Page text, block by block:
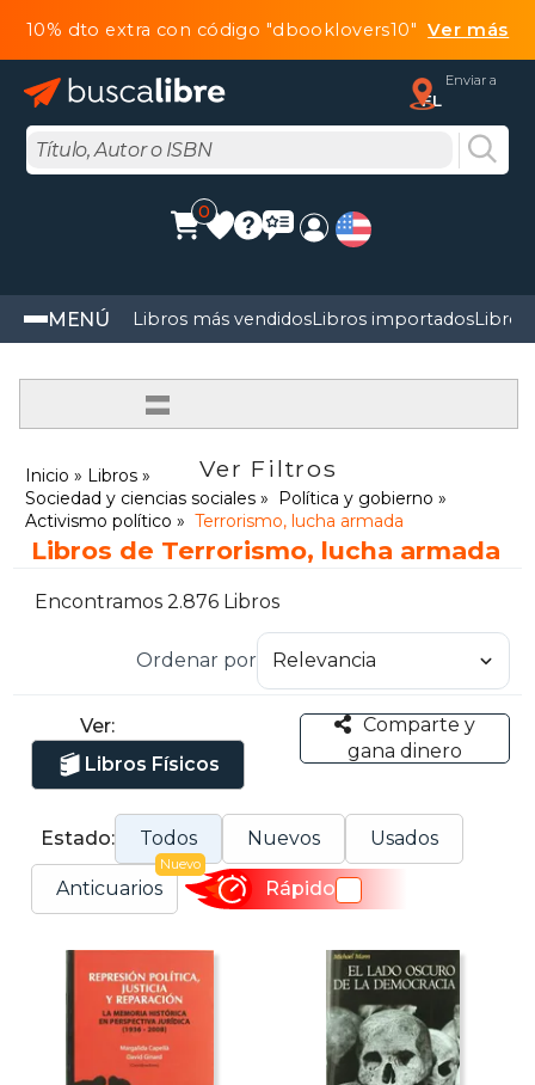
10% dto extra con código "dbooklovers10"Ver más
Enviar a
FL
0
MENÚ Libros más vendidosLibros importadosLibros
=
Ver Filtros
Inicio
Libros
Sociedad y ciencias sociales
Política y gobierno
Activismo político
Terrorismo, lucha armada
Libros de Terrorismo, lucha armada
Encontramos 2.876 Libros
Ordenar por
Ver:
Libros Físicos
Comparte y
gana dinero
Estado: Todos Nuevos Usados
Anticuarios
Nuevo
Rápido